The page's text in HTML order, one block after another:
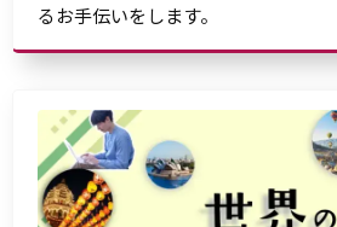
るお手伝いをします。